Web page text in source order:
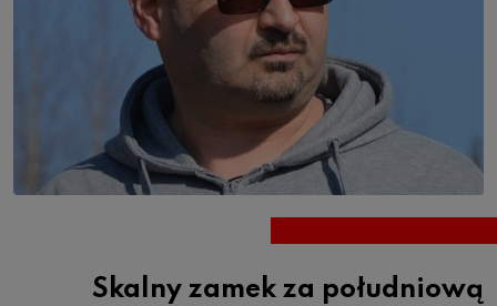
Skalny zamek za południową